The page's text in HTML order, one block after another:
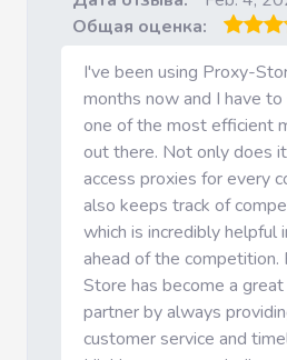
Общая оценка:
I've been using Proxy-
months now and I have
one of the most efficient
out there. Not only does
access proxies for every
also keeps track of
which is incredibly helpful
ahead of the competition.
Store has become a
partner by always
customer service and